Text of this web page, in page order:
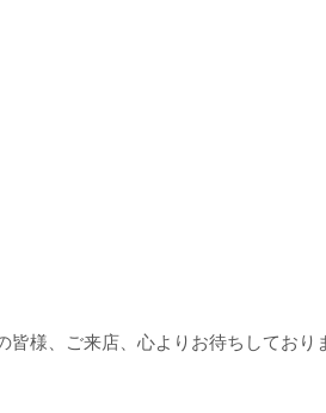
様、ご来店、心よりお待ちしており